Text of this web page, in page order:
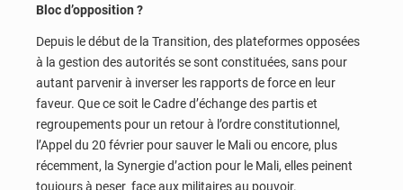
Bloc d’opposition ?
Depuis le début de la Transition, des plateformes opposées
à la gestion des autorités se sont constituées, sans pour
autant parvenir à inverser les rapports de force en leur
faveur. Que ce soit le Cadre d’échange des partis et
regroupements pour un retour à l’ordre constitutionnel,
l’Appel du 20 février pour sauver le Mali ou encore, plus
récemment, la Synergie d’action pour le Mali, elles peinent
toujours à peser face aux militaires au pouvoir.